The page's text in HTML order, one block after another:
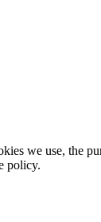
we use, the
policy.